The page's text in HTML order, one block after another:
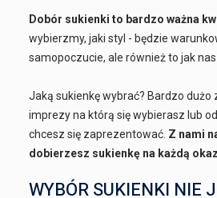
Dobór sukienki to bardzo ważna
wybierzmy, jaki styl - będzie
samopoczucie, ale również to jak nas
Jaką sukienkę wybrać? Bardzo dużo
imprezy na którą się wybierasz lub
chcesz się zaprezentować. Z nami
dobierzesz sukienkę na każdą
WYBÓR SUKIENKI NIE